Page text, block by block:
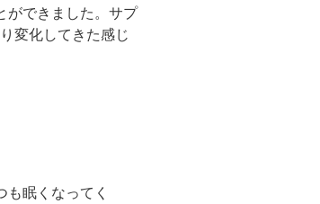
ができました。サプ
変化してきた感じ
眠くなってく